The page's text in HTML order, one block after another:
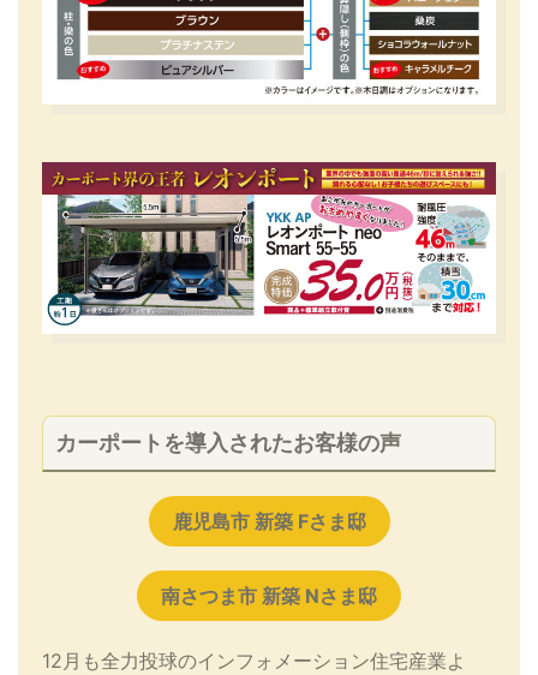
カーポートを導入されたお客様の声
鹿児島市 新築 Fさま邸
南さつま市 新築 Nさま邸
12月も全力投球のインフォメーション住宅産業よ